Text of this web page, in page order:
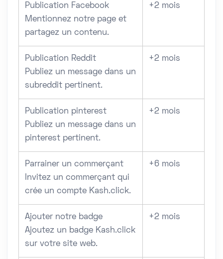
Publication Facebook
Mentionnez notre page et
partagez un contenu.
+2 mois
Publication Reddit
Publiez un message dans un
subreddit pertinent.
+2 mois
Publication pinterest
Publiez un message dans un
pinterest pertinent.
+2 mois
Parrainer un commerçant
Invitez un commerçant qui
crée un compte Kash.click.
+6 mois
Ajouter notre badge
Ajoutez un badge Kash.click
sur votre site web.
+2 mois